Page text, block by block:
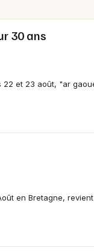
30 ans
et 23 août, "ar
en Bretagne,